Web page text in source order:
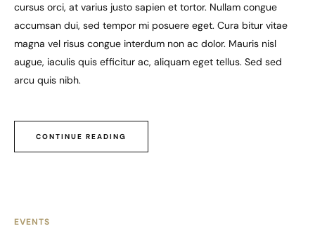
cursus orci, at varius justo sapien et tortor. Nullam congue
accumsan dui, sed tempor mi posuere eget. Cura bitur vitae
magna vel risus congue interdum non ac dolor. Mauris nisl
augue, iaculis quis efficitur ac, aliquam eget tellus. Sed sed
arcu quis nibh.
CONTINUE READING
EVENTS